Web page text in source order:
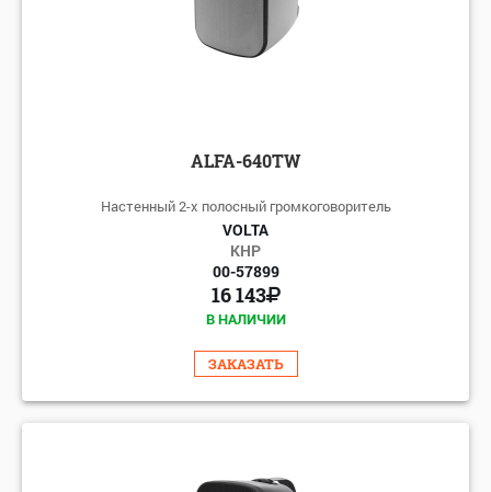
ALFA-640TW
Настенный 2-х полосный громкоговоритель
VOLTA
КНР
00-57899
16 143
В НАЛИЧИИ
ЗАКАЗАТЬ